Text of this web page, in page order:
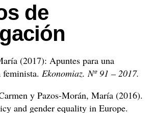
de
(2017): Apuntes para una
Ekonomiaz. Nº 91 – 2017.
y Pazos-Morán, María (2016).
and gender equality in Europe.